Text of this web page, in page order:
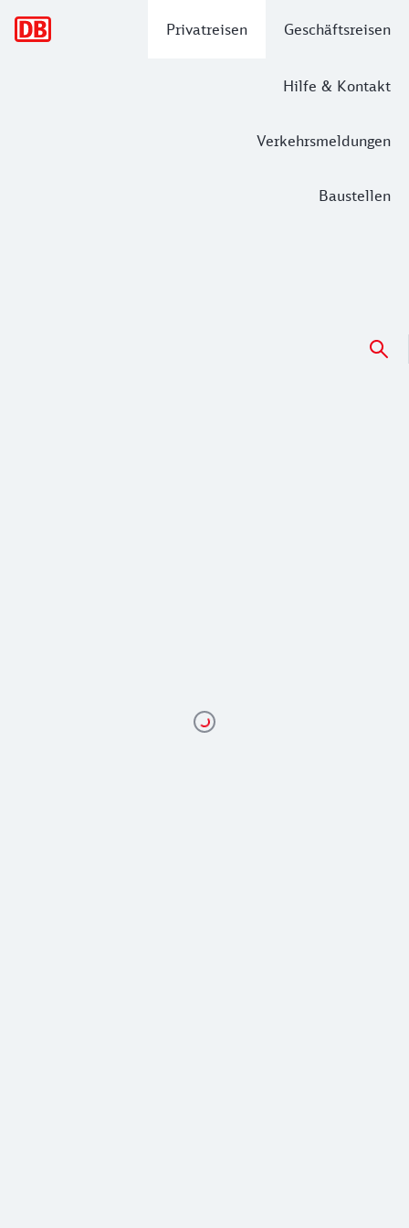
Privatreisen Geschäftsreisen
Hilfe & Kontakt
Verkehrsmeldungen
Baustellen